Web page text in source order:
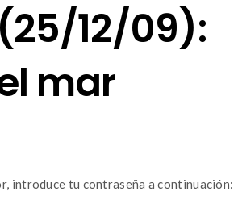
12/09):
mar
introduce tu contraseña a continuación: